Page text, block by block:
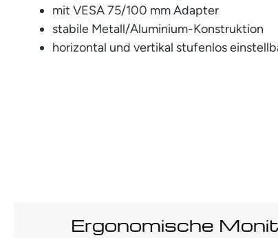
mit VESA 75/100 mm Adapter
stabile Metall/Aluminium-Konstruktion
horizontal und vertikal stufenlos
Ergonomische